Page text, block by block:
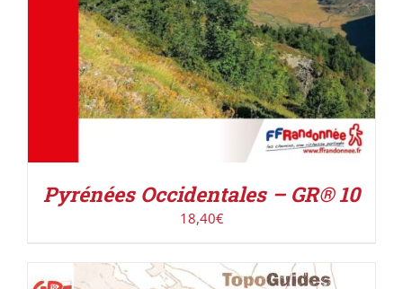
Pyrénées Occidentales – GR® 10
18,40€